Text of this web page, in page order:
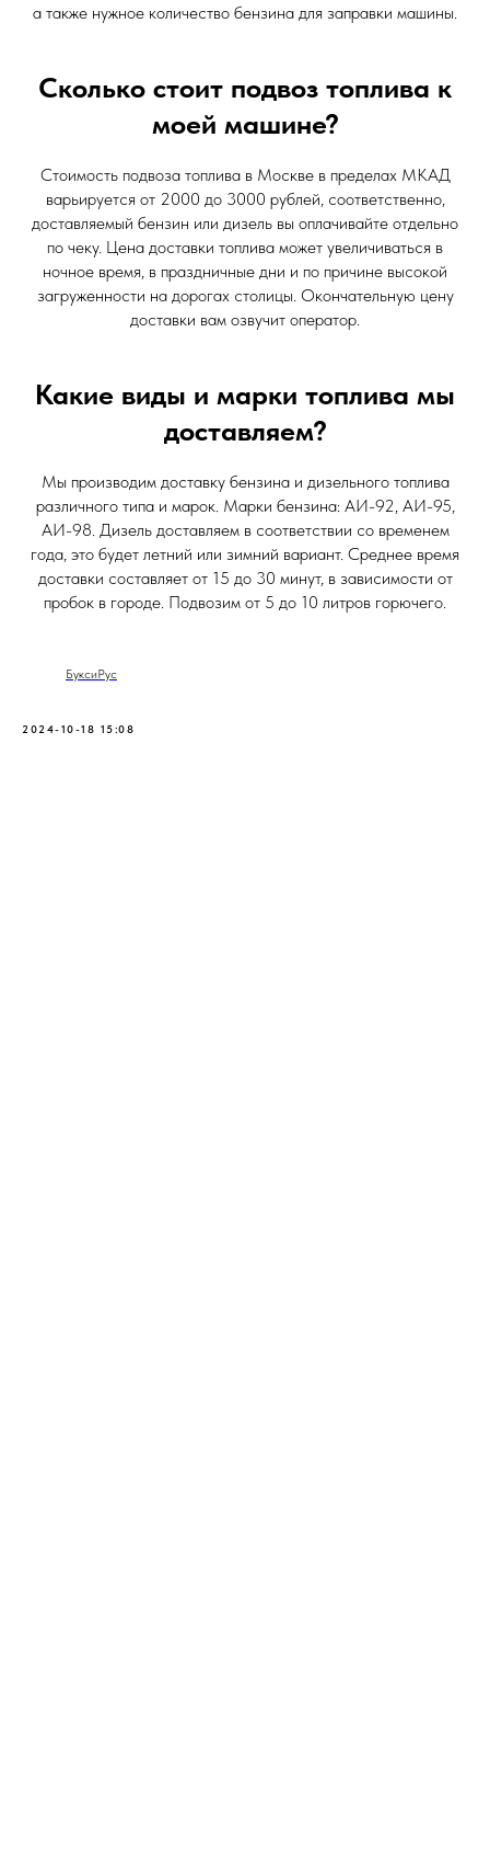
а также нужное количество бензина для заправки машины.
Сколько стоит подвоз топлива к
моей машине?
Стоимость подвоза топлива в Москве в пределах МКАД
варьируется от 2000 до 3000 рублей, соответственно,
доставляемый бензин или дизель вы оплачивайте отдельно
по чеку. Цена доставки топлива может увеличиваться в
ночное время, в праздничные дни и по причине высокой
загруженности на дорогах столицы. Окончательную цену
доставки вам озвучит оператор.
Какие виды и марки топлива мы
доставляем?
Мы производим доставку бензина и дизельного топлива
различного типа и марок. Марки бензина: АИ-92, АИ-95,
АИ-98. Дизель доставляем в соответствии со временем
года, это будет летний или зимний вариант. Среднее время
доставки составляет от 15 до 30 минут, в зависимости от
пробок в городе. Подвозим от 5 до 10 литров горючего.
БуксиРус
2024-10-18 15:08